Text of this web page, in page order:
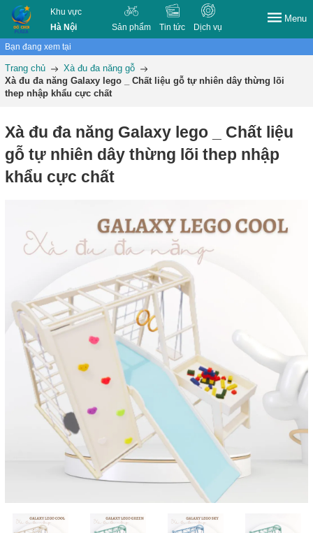
Khu vực
Hà Nội
Sản phẩm Tin tức Dịch vụ
Menu
Bạn đang xem tại
Trang chủ
Xà đu đa năng gỗ
Xà đu đa năng Galaxy lego _ Chất liệu gỗ tự nhiên dây thừng lõi
thep nhập khẩu cực chất
Xà đu đa năng Galaxy lego _ Chất liệu
gỗ tự nhiên dây thừng lõi thep nhập
khẩu cực chất